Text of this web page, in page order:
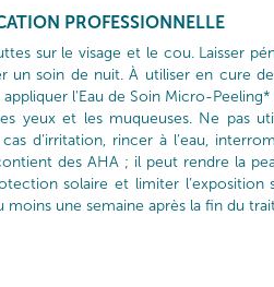
PROFESSIONNELLE
sur le visage et le cou. Laisser
un soin de nuit. À utiliser en cure
l'Eau de Soin Micro-
yeux et les muqueuses. Ne pas
d’irritation, rincer à l’eau,
des AHA ; il peut rendre la
solaire et limiter l’exposition
moins une semaine après la fin du